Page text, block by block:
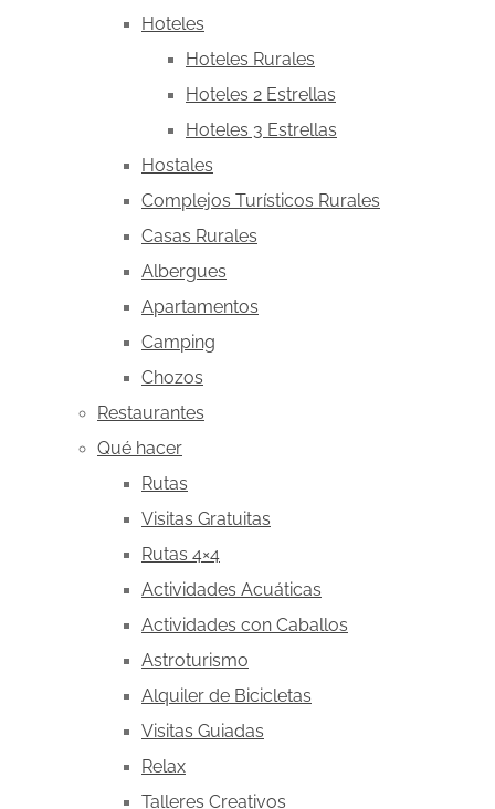
Hoteles
Hoteles Rurales
Hoteles 2 Estrellas
Hoteles 3 Estrellas
Hostales
Complejos Turísticos Rurales
Casas Rurales
Albergues
Apartamentos
Camping
Chozos
Restaurantes
Qué hacer
Rutas
Visitas Gratuitas
Rutas 4×4
Actividades Acuáticas
Actividades con Caballos
Astroturismo
Alquiler de Bicicletas
Visitas Guiadas
Relax
Talleres Creativos